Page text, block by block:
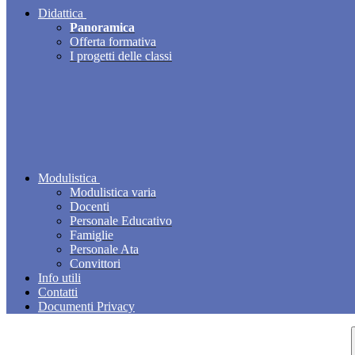
Didattica
Panoramica
Offerta formativa
I progetti delle classi
Modulistica
Modulistica varia
Docenti
Personale Educativo
Famiglie
Personale Ata
Convittori
Info utili
Contatti
Documenti Privacy